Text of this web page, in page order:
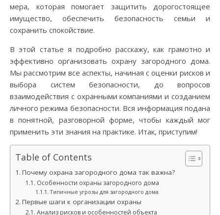
мера, которая помогает защитить дорогостоящее
имущество, обеспечить безопасность семьи и
сохранить спокойствие.
В этой статье я подробно расскажу, как грамотно и
эффективно организовать охрану загородного дома.
Мы рассмотрим все аспекты, начиная с оценки рисков и
выбора систем безопасности, до вопросов
взаимодействия с охранными компаниями и созданием
личного режима безопасности. Вся информация подана
в понятной, разговорной форме, чтобы каждый мог
применить эти знания на практике. Итак, приступим!
Table of Contents
Почему охрана загородного дома так важна?
Особенности охраны загородного дома
Типичные угрозы для загородного дома
Первые шаги к организации охраны
Анализ рисков и особенностей объекта